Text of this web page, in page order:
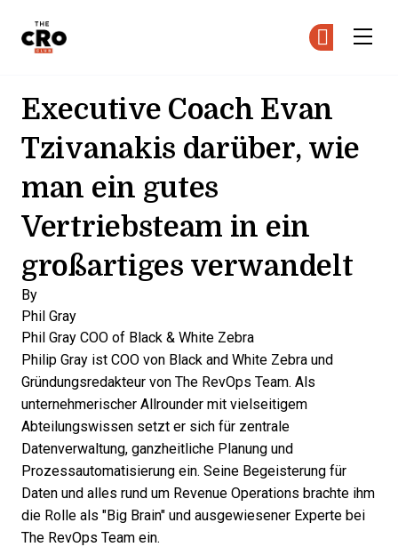
Executive Coach Evan
Tzivanakis darüber, wie
man ein gutes
Vertriebsteam in ein
großartiges verwandelt
By
Phil Gray
Phil Gray COO of Black & White Zebra
Philip Gray ist COO von Black and White Zebra und
Gründungsredakteur von The RevOps Team. Als
unternehmerischer Allrounder mit vielseitigem
Abteilungswissen setzt er sich für zentrale
Datenverwaltung, ganzheitliche Planung und
Prozessautomatisierung ein. Seine Begeisterung für
Daten und alles rund um Revenue Operations brachte ihm
die Rolle als "Big Brain" und ausgewiesener Experte bei
The RevOps Team ein.